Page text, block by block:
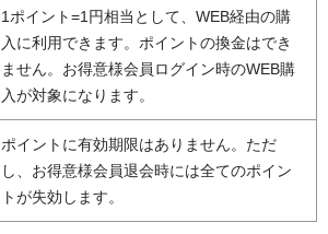
1ポイント=1円相当として、WEB経由の購
入に利用できます。ポイントの換金はでき
ません。お得意様会員ログイン時のWEB購
入が対象になります。
ポイントに有効期限はありません。ただ
し、お得意様会員退会時には全てのポイン
トが失効します。